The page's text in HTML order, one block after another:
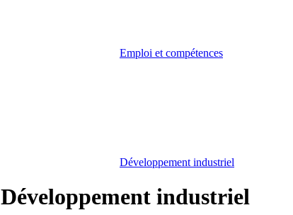
Emploi et compétences
Développement industriel
Développement industriel